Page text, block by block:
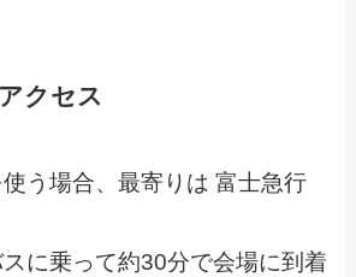
クセス
う場合、最寄りは 富士急行
に乗って約30分で会場に到着